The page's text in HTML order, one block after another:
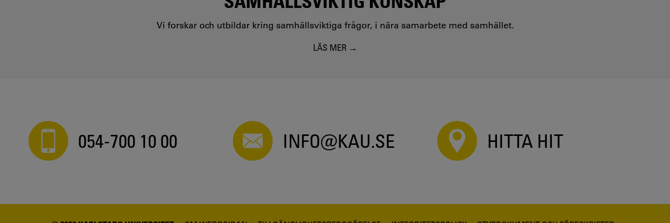
Vi forskar och utbildar kring samhällsviktiga frågor, i nära samarbete med samhället.
LÄS MER
054-700 10 00 INFO@KAU.SE HITTA HIT